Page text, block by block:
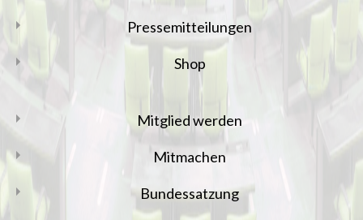
Pressemitteilungen
Shop
Mitglied werden
Mitmachen
Bundessatzung